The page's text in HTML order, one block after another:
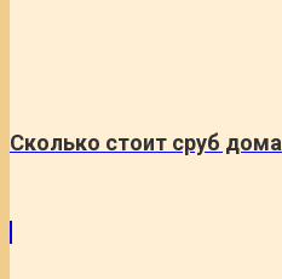
Сколько стоит сруб дома